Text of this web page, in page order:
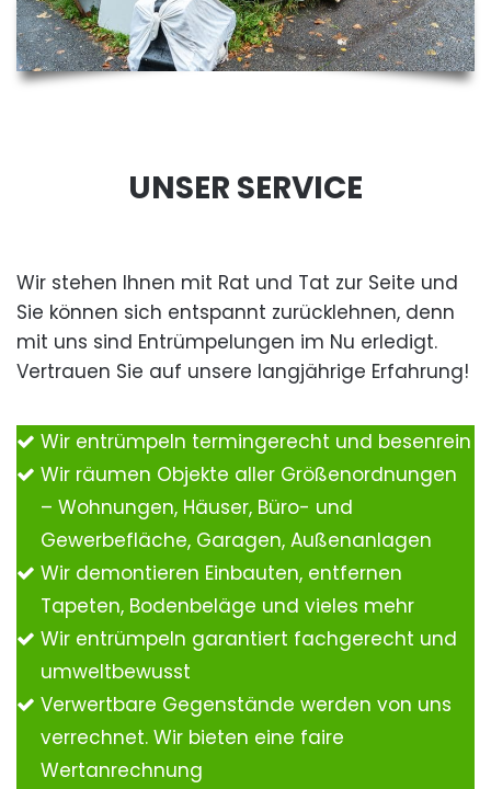
UNSER SERVICE
Wir stehen Ihnen mit Rat und Tat zur Seite und
Sie können sich entspannt zurücklehnen, denn
mit uns sind Entrümpelungen im Nu erledigt.
Vertrauen Sie auf unsere langjährige Erfahrung!
Wir entrümpeln termingerecht und besenrein
Wir räumen Objekte aller Größenordnungen
– Wohnungen, Häuser, Büro- und
Gewerbefläche, Garagen, Außenanlagen
Wir demontieren Einbauten, entfernen
Tapeten, Bodenbeläge und vieles mehr
Wir entrümpeln garantiert fachgerecht und
umweltbewusst
Verwertbare Gegenstände werden von uns
verrechnet. Wir bieten eine faire
Wertanrechnung